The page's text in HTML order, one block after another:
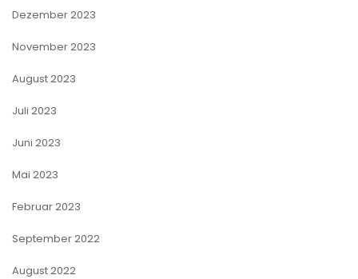
Dezember 2023
November 2023
August 2023
Juli 2023
Juni 2023
Mai 2023
Februar 2023
September 2022
August 2022